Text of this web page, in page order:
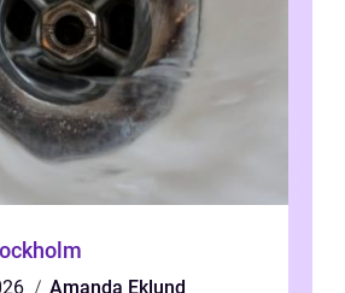
Amanda Eklund